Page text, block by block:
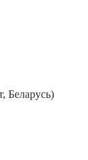
Беларусь)